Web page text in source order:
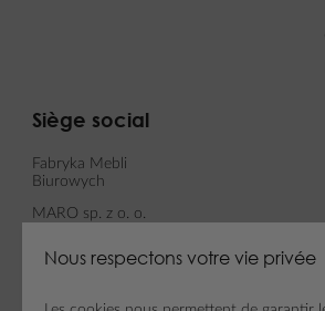
Siège social
Fabryka Mebli
Biurowych
MARO sp. z o. o.
Nous respectons votre vie privée